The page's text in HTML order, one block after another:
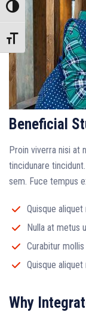
Toggle High Contrast
Toggle Font size
Beneficial
Proin viverra nisi at
tincidunare
sem. Fuce tempus
Quisque
Nulla at metus
Curabitur
Quisque
Why